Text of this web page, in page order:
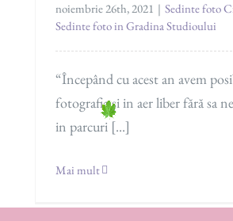
noiembrie 26th, 2021 | Sedinte foto
Sedinte foto in Gradina Studioului
“Începând cu acest an avem
fotografia și in aer liber fără sa
in parcuri [...]
Mai mult